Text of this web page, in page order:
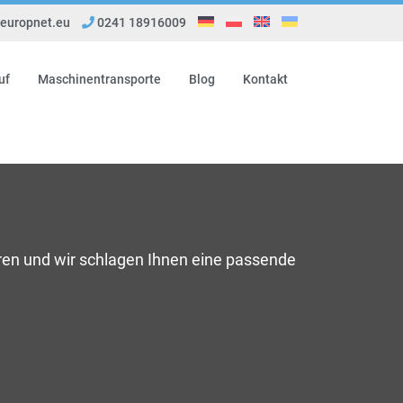
0241 18916009
Maschinentransporte Blog Kontakt
und wir schlagen Ihnen eine passende